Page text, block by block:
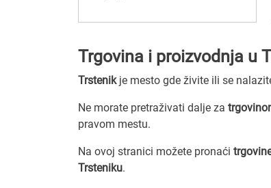
Trgovina i proizvodnja u
Trstenikje mesto gde živite ili se
Ne morate pretraživati dalje za
pravom mestu.
Na ovoj stranici možete pronaći
Trsteniku.